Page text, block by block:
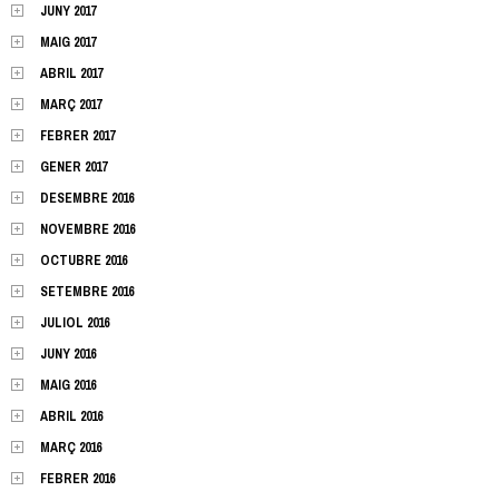
JUNY 2017
MAIG 2017
ABRIL 2017
MARÇ 2017
FEBRER 2017
GENER 2017
DESEMBRE 2016
NOVEMBRE 2016
OCTUBRE 2016
SETEMBRE 2016
JULIOL 2016
JUNY 2016
MAIG 2016
ABRIL 2016
MARÇ 2016
FEBRER 2016